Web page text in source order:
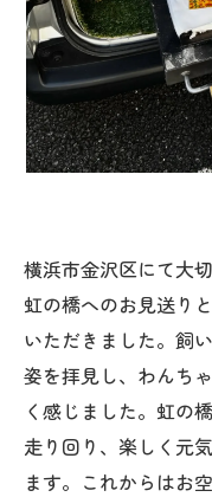
横浜市金沢区にて大
虹の橋へのお見送り
いただきました。飼
姿を拝見し、わんち
く感じました。虹の
走り回り、楽しく元
ます。これからはお